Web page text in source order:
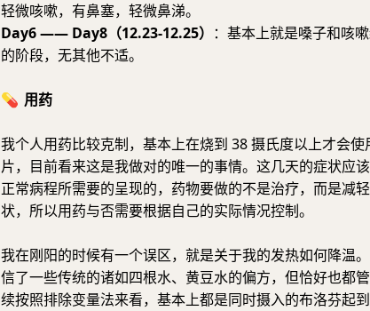
轻微咳嗽，有鼻塞，轻微鼻涕。
Day6 —— Day8（12.23-12.25） ：基本上就是嗓子和咳
的阶段，无其他不适。
💊 用药
我个人用药比较克制，基本上在烧到 38 摄氏度以上才会使
片，目前看来这是我做对的唯一的事情。这几天的症状应
正常病程所需要的呈现的，药物要做的不是治疗，而是减
状，所以用药与否需要根据自己的实际情况控制。
我在刚阳的时候有一个误区，就是关于我的发热如何降温
信了一些传统的诸如四根水、黄豆水的偏方，但恰好也都
续按照排除变量法来看，基本上都是同时摄入的布洛芬起